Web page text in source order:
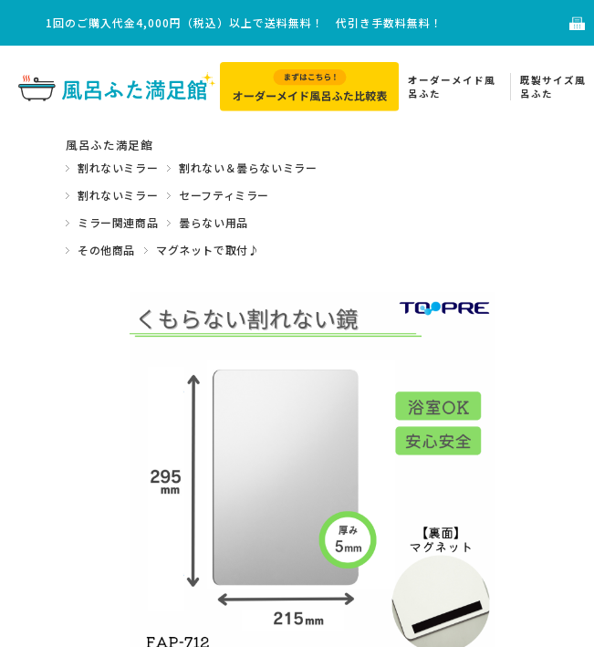
1回のご購入代金4,000円（税込）以上で送料無料！ 代引き手数料無料！
オーダーメイド風
呂ふた
既製サイズ風
呂ふた
風呂ふた満足館
割れないミラー
割れない＆曇らないミラー
割れないミラー
セーフティミラー
ミラー関連商品
曇らない用品
その他商品
マグネットで取付♪